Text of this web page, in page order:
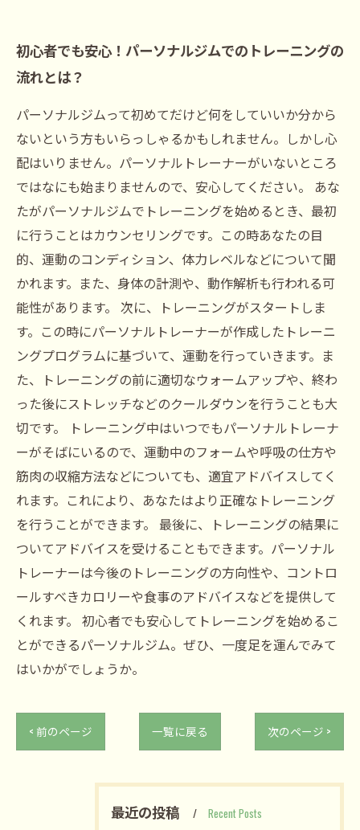
初心者でも安心！パーソナルジムでのトレーニングの
流れとは？
パーソナルジムって初めてだけど何をしていいか分から
ないという方もいらっしゃるかもしれません。しかし心
配はいりません。パーソナルトレーナーがいないところ
ではなにも始まりませんので、安心してください。 あな
たがパーソナルジムでトレーニングを始めるとき、最初
に行うことはカウンセリングです。この時あなたの目
的、運動のコンディション、体力レベルなどについて聞
かれます。また、身体の計測や、動作解析も行われる可
能性があります。 次に、トレーニングがスタートしま
す。この時にパーソナルトレーナーが作成したトレーニ
ングプログラムに基づいて、運動を行っていきます。ま
た、トレーニングの前に適切なウォームアップや、終わ
った後にストレッチなどのクールダウンを行うことも大
切です。 トレーニング中はいつでもパーソナルトレーナ
ーがそばにいるので、運動中のフォームや呼吸の仕方や
筋肉の収縮方法などについても、適宜アドバイスしてく
れます。これにより、あなたはより正確なトレーニング
を行うことができます。 最後に、トレーニングの結果に
ついてアドバイスを受けることもできます。パーソナル
トレーナーは今後のトレーニングの方向性や、コントロ
ールすべきカロリーや食事のアドバイスなどを提供して
くれます。 初心者でも安心してトレーニングを始めるこ
とができるパーソナルジム。ぜひ、一度足を運んでみて
はいかがでしょうか。
< 前のページ 一覧に戻る 次のページ >
最近の投稿 Recent Posts